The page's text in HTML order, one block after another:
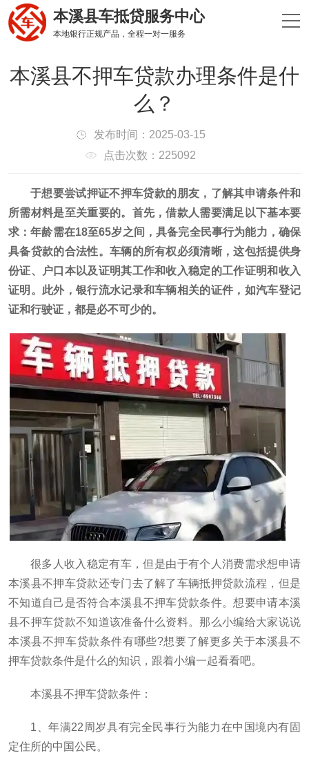
本溪县车抵贷服务中心
本地银行正规产品，全程一对一服务
本溪县不押车贷款办理条件是什
么？
发布时间：2025-03-15
点击次数：225092
于想要尝试押证不押车贷款的朋友，了解其申请条件和
所需材料是至关重要的。首先，借款人需要满足以下基本要
求：年龄需在18至65岁之间，具备完全民事行为能力，确保
具备贷款的合法性。车辆的所有权必须清晰，这包括提供身
份证、户口本以及证明其工作和收入稳定的工作证明和收入
证明。此外，银行流水记录和车辆相关的证件，如汽车登记
证和行驶证，都是必不可少的。
很多人收入稳定有车，但是由于有个人消费需求想申请
本溪县不押车贷款还专门去了解了车辆抵押贷款流程，但是
不知道自己是否符合本溪县不押车贷款条件。想要申请本溪
县不押车贷款不知道该准备什么资料。那么小编给大家说说
本溪县不押车贷款条件有哪些?想要了解更多关于本溪县不
押车贷款条件是什么的知识，跟着小编一起看看吧。
本溪县不押车贷款条件：
1、年满22周岁具有完全民事行为能力在中国境内有固
定住所的中国公民。